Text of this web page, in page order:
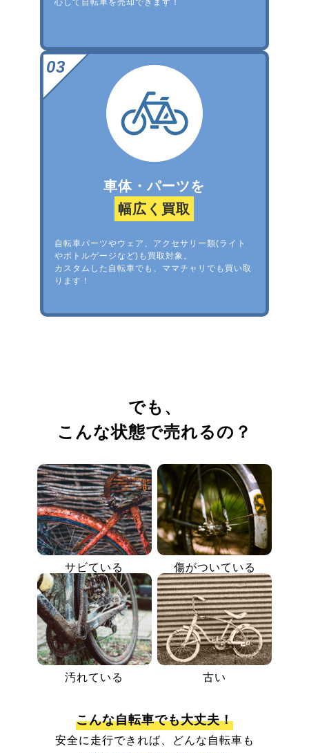
心して自転車を売却できます！
車体・パーツを
幅広く買取
自転車パーツやウェア、アクセサリー類(ライト
やボトルゲージなど)も買取対象。
カスタムした自転車でも、ママチャリでも買い取
ります！
でも、
こんな状態で売れるの？
サビている 傷がついている
汚れている 古い
こんな自転車でも大丈夫！
安全に走行できれば、どんな自転車も